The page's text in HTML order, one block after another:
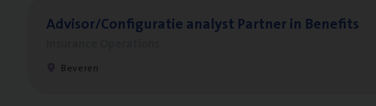
Advisor/​Configuratie ana­lyst Part­ner in Benefits
Beveren